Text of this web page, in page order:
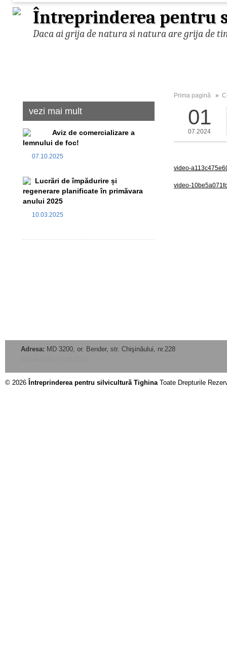
Întreprinderea pentru
Daca ai grija de natura si natura are grija de
vezi mai mult
Aviz de comercializare a
lemnului de foc!
07.10.2025
Lucrări de împădurire și
regenerare planificate în primăvara
anului 2025
10.03.2025
Prima pagină »
01
07.2024
video-
video-
Adresa: MD 3200, or. Bender, str. Chişinăului, nr.228
© 2026 Întreprinderea pentru silvicultură TighinaToate Drepturile